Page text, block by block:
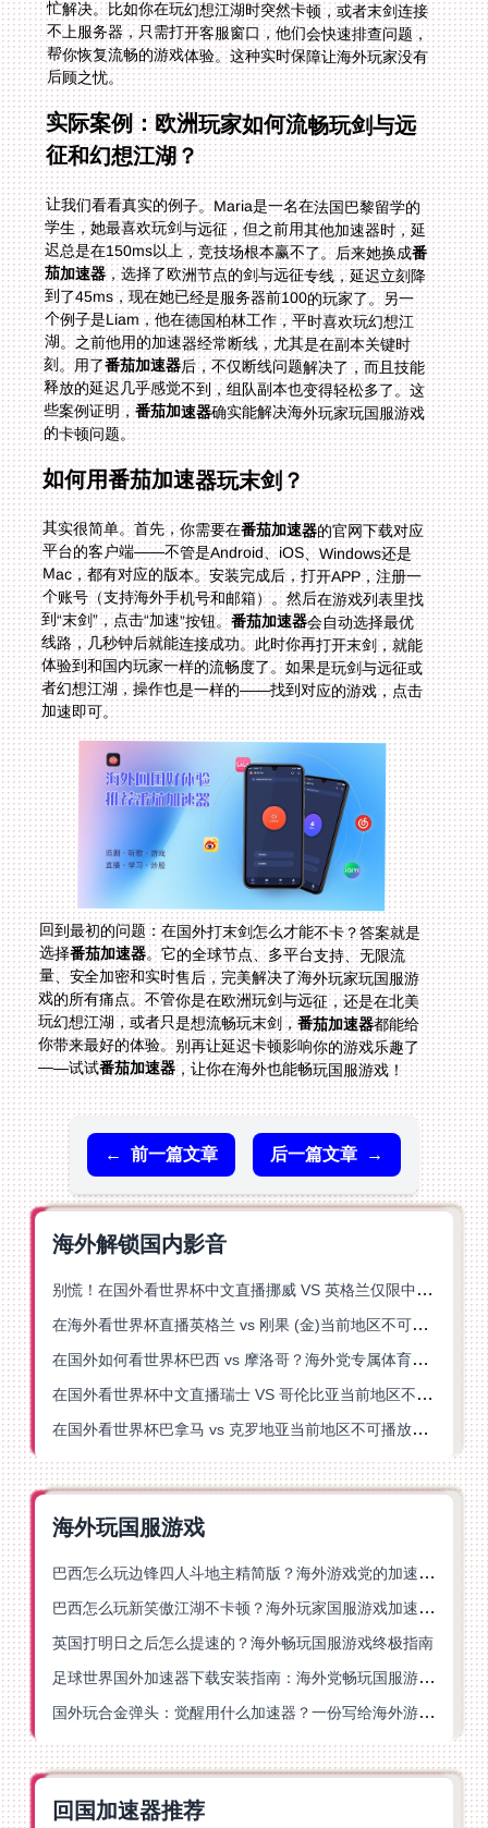
后顾之忧。
实际案例：欧洲玩家如何流畅玩剑与远
征和幻想江湖？
让我们看看真实的例子。Maria是一名在法国巴黎留学的
学生，她最喜欢玩剑与远征，但之前用其他加速器时，延
迟总是在150ms以上，竞技场根本赢不了。后来她换成番
茄加速器，选择了欧洲节点的剑与远征专线，延迟立刻降
到了45ms，现在她已经是服务器前100的玩家了。另一
个例子是Liam，他在德国柏林工作，平时喜欢玩幻想江
湖。之前他用的加速器经常断线，尤其是在副本关键时
刻。用了番茄加速器后，不仅断线问题解决了，而且技能
释放的延迟几乎感觉不到，组队副本也变得轻松多了。这
些案例证明，番茄加速器确实能解决海外玩家玩国服游戏
的卡顿问题。
如何用番茄加速器玩末剑？
其实很简单。首先，你需要在番茄加速器的官网下载对应
平台的客户端——不管是Android、iOS、Windows还是
Mac，都有对应的版本。安装完成后，打开APP，注册一
个账号（支持海外手机号和邮箱）。然后在游戏列表里找
到“末剑”，点击“加速”按钮。番茄加速器会自动选择最优
线路，几秒钟后就能连接成功。此时你再打开末剑，就能
体验到和国内玩家一样的流畅度了。如果是玩剑与远征或
者幻想江湖，操作也是一样的——找到对应的游戏，点击
加速即可。
回到最初的问题：在国外打末剑怎么才能不卡？答案就是
选择番茄加速器。它的全球节点、多平台支持、无限流
量、安全加密和实时售后，完美解决了海外玩家玩国服游
戏的所有痛点。不管你是在欧洲玩剑与远征，还是在北美
玩幻想江湖，或者只是想流畅玩末剑，番茄加速器都能给
你带来最好的体验。别再让延迟卡顿影响你的游戏乐趣了
——试试番茄加速器，让你在海外也能畅玩国服游戏！
← 前一篇文章 后一篇文章 →
海外解锁国内影音
别慌！在国外看世界杯中文直播挪威 VS 英格兰仅限中国大陆？这篇指南帮你搞定
在海外看世界杯直播英格兰 vs 刚果 (金)当前地区不可播放？这篇指南帮你突破所有限制
在国外如何看世界杯巴西 vs 摩洛哥？海外党专属体育观赛指南来了
在国外看世界杯中文直播瑞士 VS 哥伦比亚当前地区不可播放？这篇指南帮你搞定
在国外看世界杯巴拿马 vs 克罗地亚当前地区不可播放？这篇指南帮你轻松解决海外体育直播难题
海外玩国服游戏
巴西怎么玩边锋四人斗地主精简版？海外游戏党的加速器终极选择
巴西怎么玩新笑傲江湖不卡顿？海外玩家国服游戏加速终极指南（附猫和老鼠一梦江湖实测）
英国打明日之后怎么提速的？海外畅玩国服游戏终极指南
足球世界国外加速器下载安装指南：海外党畅玩国服游戏的终极解决方案
国外玩合金弹头：觉醒用什么加速器？一份写给海外游子的畅玩指南
回国加速器推荐